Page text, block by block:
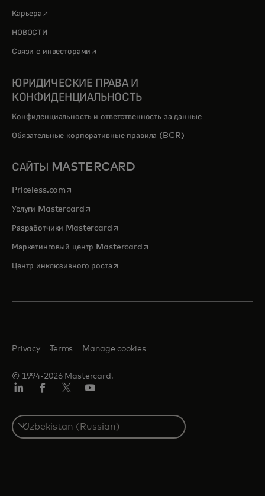
Карьера opens in a new tab
НОВОСТИ
Связи с инвесторами opens in a new tab
ЮРИДИЧЕСКИЕ ПРАВА И
КОНФИДЕНЦИАЛЬНОСТЬ
Конфиденциальность и ответственность за данные
Обязательные корпоративные правила (BCR)
САЙТЫ MASTERCARD
Priceless.com opens in a new tab
Услуги Mastercardopens in a new tab
Разработчики Mastercardopens in a new tab
Маркетинговый центр Mastercardopens in a new tab
Центр инклюзивного ростаopens in a new tab
© 1994-2026 Mastercard.
Privacy Terms Manage cookies
Select
a
country